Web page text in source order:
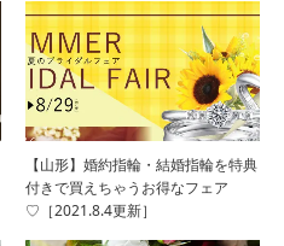
【山形】婚約指輪・結婚指輪を特典
付きで買えちゃうお得なフェア
♡［2021.8.4更新］